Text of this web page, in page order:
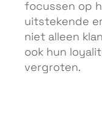
focussen op
uitstekende
niet alleen
ook hun
vergroten.